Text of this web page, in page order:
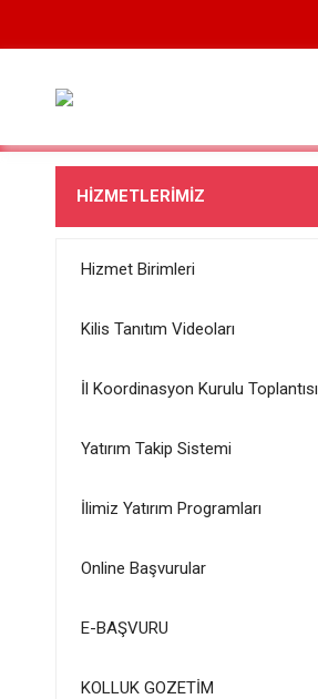
HİZMETLERİMİZ
Hizmet Birimleri
Kilis Tanıtım Videoları
İl Koordinasyon Kurulu Toplantısı
Yatırım Takip Sistemi
İlimiz Yatırım Programları
Online Başvurular
E-BAŞVURU
KOLLUK GOZETİM